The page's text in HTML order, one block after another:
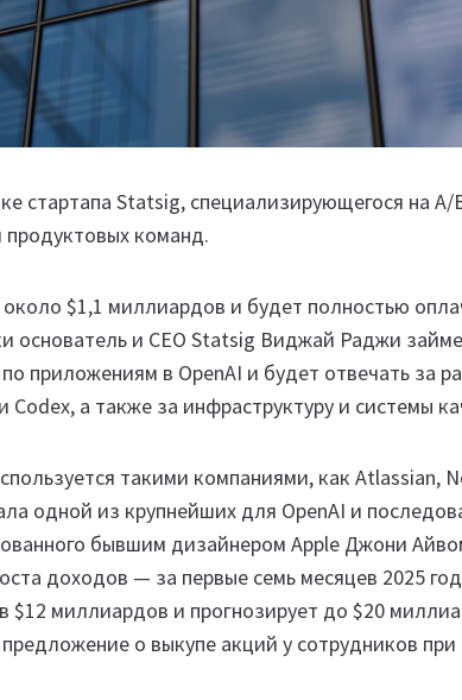
стартапа Statsig, специализирующегося на
команд.
$1,1 миллиардов и будет полностью
основатель и CEO Statsig Виджай Раджи
приложениям в OpenAI и будет отвечать за
Codex, а также за инфраструктуру и системы
такими компаниями, как Atlassian,
одной из крупнейших для OpenAI и
бывшим дизайнером Apple Джони
доходов — за первые семь месяцев 2025
$12 миллиардов и прогнозирует до $20
о выкупе акций у сотрудников при